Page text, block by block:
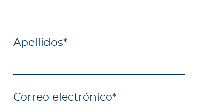
Apellidos*
Correo electrónico*